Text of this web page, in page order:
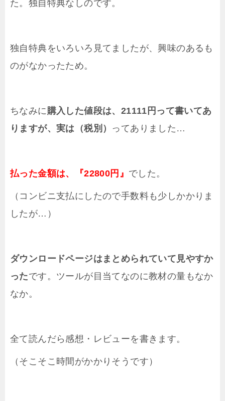
た。独自特典なしのです。
独自特典をいろいろ見てましたが、興味のあるも
のがなかったため。
ちなみに購入した値段は、21111円って書いてあ
りますが、実は（税別） ってありました…
払った金額は、『22800円』 でした。
（コンビニ支払にしたので手数料も少しかかりま
したが…）
ダウンロードページはまとめられていて見やすか
ったです。ツールが目当てなのに教材の量もなか
なか。
全て読んだら感想・レビューを書きます。
（そこそこ時間がかかりそうです）